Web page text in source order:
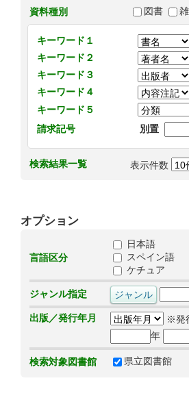
資料種別 図書
キーワード１
キーワード２
キーワード３
キーワード４
キーワード５
請求記号
別置
検索結果一覧 表示件数
オプション
言語区分
日本語
スペイン語
ケチュア
ジャンル指定
出版／発行年月
※発
年
検索対象図書館 県立図書館